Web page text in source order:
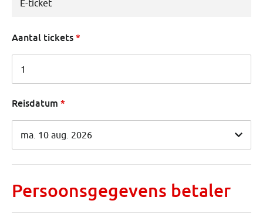
Aantal tickets
Reisdatum
Persoonsgegevens betaler